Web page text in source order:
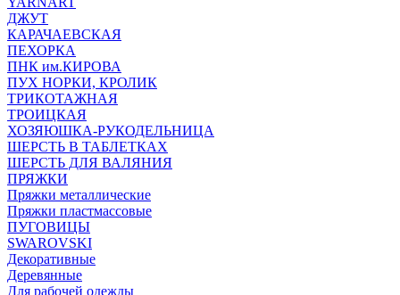
ДЖУТ
КАРАЧАЕВСКАЯ
ПЕХОРКА
ПНК им.КИРОВА
ПУХ НОРКИ, КРОЛИК
ТРИКОТАЖНАЯ
ТРОИЦКАЯ
ХОЗЯЮШКА-РУКОДЕЛЬНИЦА
ШЕРСТЬ В ТАБЛЕТКАХ
ШЕРСТЬ ДЛЯ ВАЛЯНИЯ
ПРЯЖКИ
Пряжки металлические
Пряжки пластмассовые
ПУГОВИЦЫ
SWAROVSKI
Декоративные
Деревянные
Для рабочей одежды